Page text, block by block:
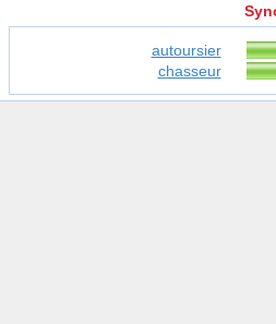
autoursier
chasseur